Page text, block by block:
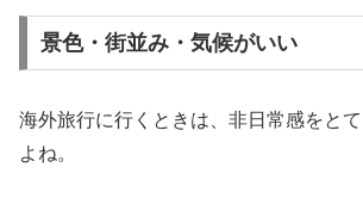
景色・街並み・気候がいい
海外旅行に行くときは、非日常感をと
よね。